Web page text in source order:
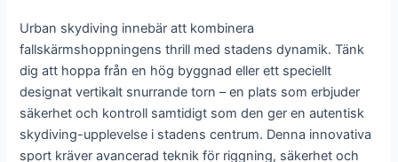
Urban skydiving innebär att kombinera
fallskärmshoppningens thrill med stadens dynamik. Tänk
dig att hoppa från en hög byggnad eller ett speciellt
designat vertikalt snurrande torn – en plats som erbjuder
säkerhet och kontroll samtidigt som den ger en autentisk
skydiving-upplevelse i stadens centrum. Denna innovativa
sport kräver avancerad teknik för riggning, säkerhet och